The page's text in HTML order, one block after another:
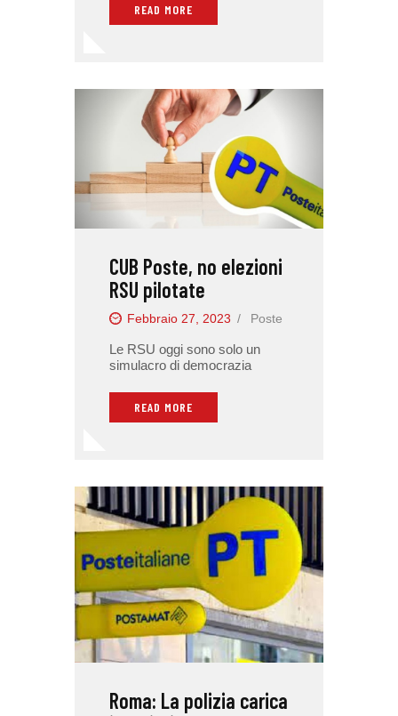
READ MORE
CUB Poste, no elezioni
RSU pilotate
Febbraio 27, 2023 Poste
Le RSU oggi sono solo un
simulacro di democrazia
READ MORE
Roma: La polizia carica